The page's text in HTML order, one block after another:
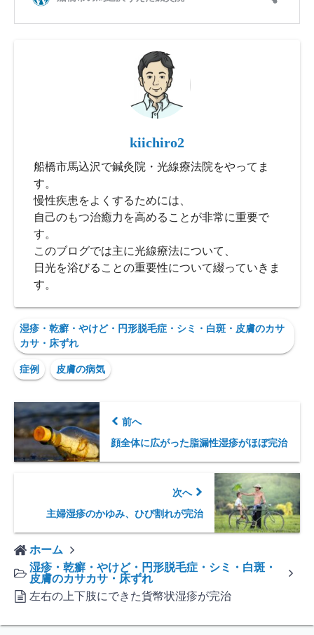
kiichiro2
船橋市馬込沢で鍼灸院・光線療法院をやってま
す。
慢性疾患をよくするためには、
自己のもつ治癒力を高めることが非常に重要で
す。
このブログでは主に光線療法について、
日光を浴びることの重要性について綴っていきま
す。
湿疹・乾癬・やけど・円形脱毛症・シミ・白斑・皮膚のカサ
カサ・床ずれ
症例 皮膚の病気
前へ
顔全体に広がった脂漏性湿疹がほぼ完治
次へ
主婦湿疹のかゆみ、ひび割れが完治
ホーム
湿疹・乾癬・やけど・円形脱毛症・シミ・白斑・
皮膚のカサカサ・床ずれ
左右の上下肢にできた貨幣状湿疹が完治